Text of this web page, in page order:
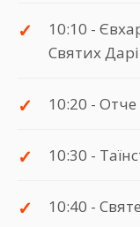
10:10 -
Святих
10:20 -
10:30 -
10:40 -